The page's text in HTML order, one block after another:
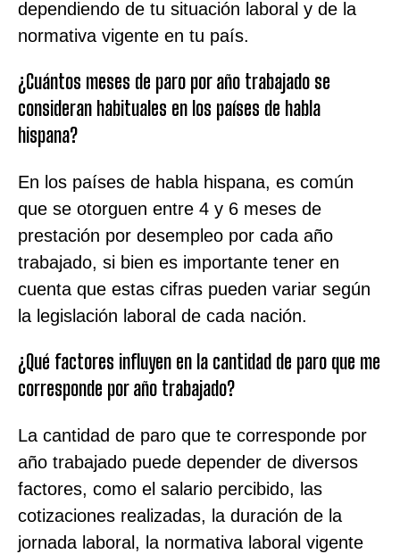
dependiendo de tu situación laboral y de la
normativa vigente en tu país.
¿Cuántos meses de paro por año trabajado se
consideran habituales en los países de habla
hispana?
En los países de habla hispana, es común
que se otorguen entre 4 y 6 meses de
prestación por desempleo por cada año
trabajado, si bien es importante tener en
cuenta que estas cifras pueden variar según
la legislación laboral de cada nación.
¿Qué factores influyen en la cantidad de paro que me
corresponde por año trabajado?
La cantidad de paro que te corresponde por
año trabajado puede depender de diversos
factores, como el salario percibido, las
cotizaciones realizadas, la duración de la
jornada laboral, la normativa laboral vigente